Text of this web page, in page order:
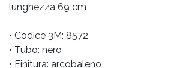
lunghezza 69 cm
• Codice 3M: 8572
• Tubo: nero
• Finitura: arcobaleno